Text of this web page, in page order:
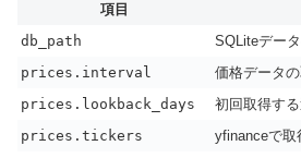
項目
db_path
SQLiteデー
prices.interval
価格データ
prices.lookback_days
初回取得す
prices.tickers
yfinanceで取